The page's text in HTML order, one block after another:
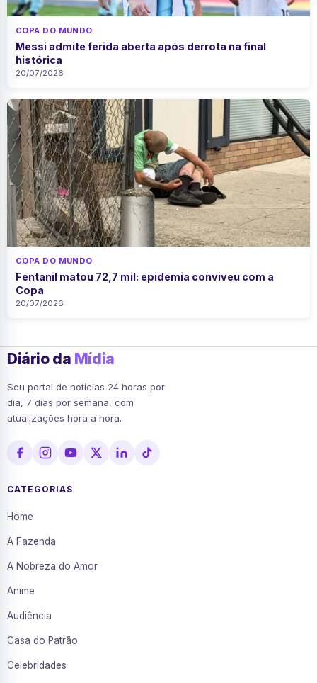
COPA DO MUNDO
Messi admite ferida aberta após derrota na final
histórica
20/07/2026
COPA DO MUNDO
Fentanil matou 72,7 mil: epidemia conviveu com a
Copa
20/07/2026
Diário da Mídia
Seu portal de notícias 24 horas por
dia, 7 dias por semana, com
atualizações hora a hora.
CATEGORIAS
Home
A Fazenda
A Nobreza do Amor
Anime
Audiência
Casa do Patrão
Celebridades